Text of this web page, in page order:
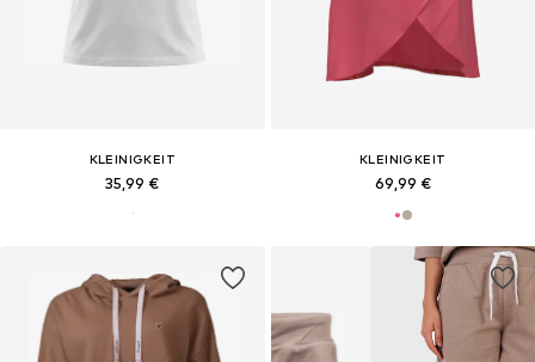
KLEINIGKEIT
35,99 €
KLEINIGKEIT
69,99 €